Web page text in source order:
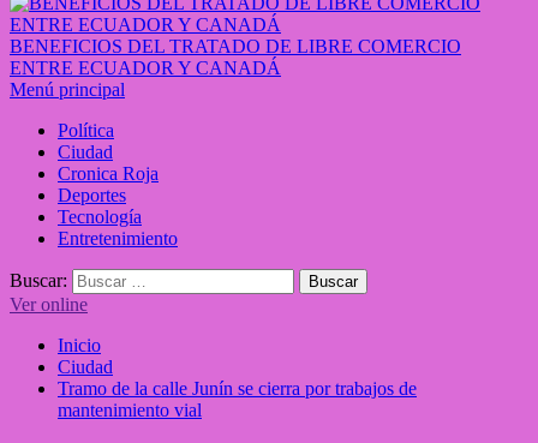
BENEFICIOS DEL TRATADO DE LIBRE COMERCIO
ENTRE ECUADOR Y CANADÁ
Menú principal
Política
Ciudad
Cronica Roja
Deportes
Tecnología
Entretenimiento
Buscar:
Ver online
Inicio
Ciudad
Tramo de la calle Junín se cierra por trabajos de
mantenimiento vial